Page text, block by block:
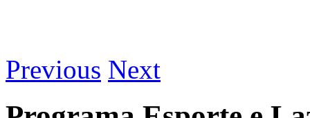
Previous Next